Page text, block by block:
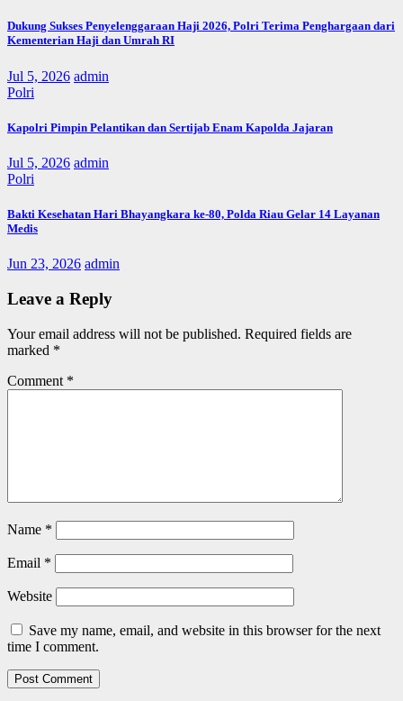
Dukung Sukses Penyelenggaraan Haji 2026, Polri Terima Penghargaan dari
Kementerian Haji dan Umrah RI
Jul 5, 2026 admin
Polri
Kapolri Pimpin Pelantikan dan Sertijab Enam Kapolda Jajaran
Jul 5, 2026 admin
Polri
Bakti Kesehatan Hari Bhayangkara ke-80, Polda Riau Gelar 14 Layanan
Medis
Jun 23, 2026 admin
Leave a Reply
Your email address will not be published. Required fields are
marked *
Comment *
Name *
Email *
Website
Save my name, email, and website in this browser for the next
time I comment.